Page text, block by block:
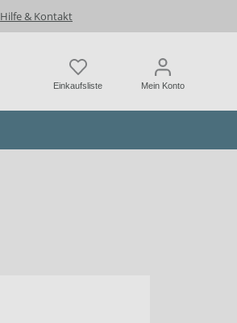
Hilfe & Kontakt
Einkaufsliste Mein Konto